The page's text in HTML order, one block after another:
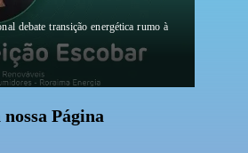
debate transição energética rumo à
Página